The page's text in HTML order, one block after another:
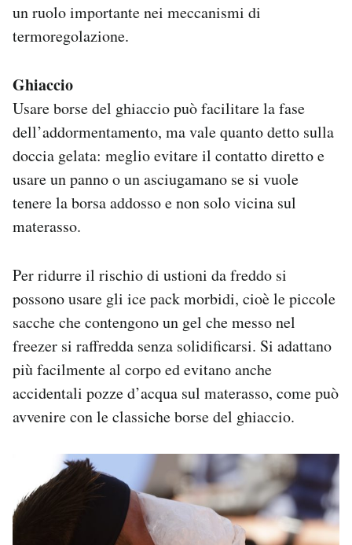
un ruolo importante nei meccanismi di
termoregolazione.
Ghiaccio
Usare borse del ghiaccio può facilitare la fase
dell’addormentamento, ma vale quanto detto sulla
doccia gelata: meglio evitare il contatto diretto e
usare un panno o un asciugamano se si vuole
tenere la borsa addosso e non solo vicina sul
materasso.
Per ridurre il rischio di ustioni da freddo si
possono usare gli ice pack morbidi, cioè le piccole
sacche che contengono un gel che messo nel
freezer si raffredda senza solidificarsi. Si adattano
più facilmente al corpo ed evitano anche
accidentali pozze d’acqua sul materasso, come può
avvenire con le classiche borse del ghiaccio.